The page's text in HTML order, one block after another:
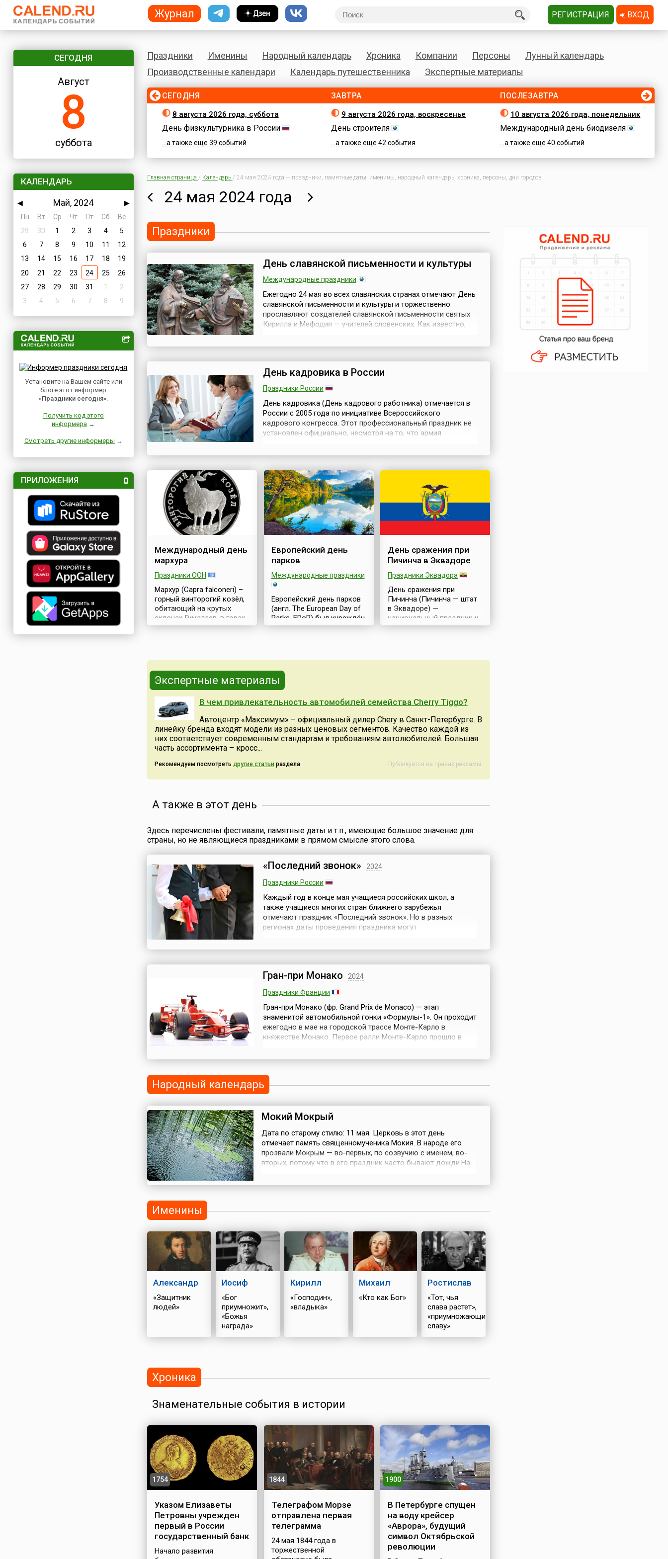
СЕГОДНЯ
Август
8
суббота
КАЛЕНДАРЬ
◀ Май, 2024
▶
Пн
Вт Ср Чт Пт Сб
Вс
29
30 1 2 3 4
5
6
7 8 9 10 11
12
13
14 15 16 17 18
19
20
21 22 23 24 25
26
27
28 29 30 31 1
2
3
4 5 6 7 8 9
Установите на Вашем сайте или
блоге этот информер
«Праздники сегодня».
Получить код этого
информера →
Смотреть другие информеры →
ПРИЛОЖЕНИЯ
Праздники Именины Народный календарь Хроника Компании Персоны
Лунный календарь
Производственные календари
Календарь путешественника Экспертные материалы
СЕГОДНЯ
8 августа 2026 года, суббота
День физкультурника в России
...а также еще 39 событий
ЗАВТРА
9 августа 2026 года, воскресенье
День строителя
...а также еще 42 события
ПОСЛЕЗАВТРА
10 августа 2026 года, понедельник
Международный день биодизеля
...а также еще 40 событий
Главная страница / Календарь / 24 мая 2024 года — праздники, памятные даты, именины, народный календарь, хроника, персоны, дни городов
24 мая 2024 года
Праздники
День славянской письменности и культуры
Международные праздники
Ежегодно 24 мая во всех славянских странах отмечают День
славянской письменности и культуры и торжественно
прославляют создателей славянской письменности святых
Кирилла и Мефодия — учителей словенских. Как известно,
православными монахами и славянскую азбуку...
День кадровика в России
Праздники России
День кадровика (День кадрового работника) отмечается в
России с 2005 года по инициативе Всероссийского
кадрового конгресса. Этот профессиональный праздник не
установлен официально, несмотря на то, что армия
постановление «Об отношении между хо...
Международный день
мархура
Праздники ООН
Мархур (Capra falconeri) –
горный винторогий козёл,
обитающий на крутых
склонах Гималаев, в горах
Пакистана, Афганистана,
умением выживать в
суровых условиях горной
несмотря на свою
выносливость, мархур
остаётся уязвимым видом:
численность
представителей этого вида
сократилась в результат...
Европейский день
парков
Международные праздники
Европейский день парков
(англ. The European Day of
Parks, EDoP) был учреждён
Федерацией ЕВРОПАРК
природные территории в 40
странах. Проведенный
день теперь празднуется
Европе. Дата
празднования была
выбрана в связи с тем, что
День сражения при
Пичинча в Эквадоре
Праздники Эквадора
День сражения при
Пичинча (Пичинча — штат
в Эквадоре) —
национальный праздник и
государственный
генерала Антонио Хосе де
руководителей войны за
независимость испанских
колоний в Америке,
Симона Боливара. К ег...
Экспертные материалы
В чем привлекательность автомобилей семейства Cherry Tiggo?
Автоцентр «Максимум» – официальный дилер Chery в Санкт-Петербурге. В
линейку бренда входят модели из разных ценовых сегментов. Качество каждой из
них соответствует современным стандартам и требованиям автолюбителей. Большая
часть ассортимента – кросс...
Рекомендуем посмотреть другие статьи раздела Публикуется на правах рекламы
А также в этот день
Здесь перечислены фестивали, памятные даты и т.п., имеющие большое значение для
страны, но не являющиеся праздниками в прямом смысле этого слова.
«Последний звонок»
2024
Праздники России
Каждый год в конце мая учащиеся российских школ, а
также учащиеся многих стран ближнего зарубежья
отмечают праздник «Последний звонок». Но в разных
регионах даты проведения праздника могут
спортивной секции или работой.Школа для ...
Гран-при Монако
2024
Праздники Франции
Гран-при Монако (фр. Grand Prix de Monaco) — этап
знаменитой автомобильной гонки «Формулы-1». Он проходит
ежегодно в мае на городской трассе Монте-Карло в
княжестве Монако. Первое ралли Монте-Карло прошло в
независимые спортивные соревн...
Народный календарь
Мокий Мокрый
Дата по старому стилю: 11 мая. Церковь в этот день
отмечает память священномученика Мокия. В народе его
прозвали Мокрым — во-первых, по созвучию с именем, во-
вторых, потому что в его праздник часто бывают дожди.На
Именины
Александр
«Защитник
людей»
Иосиф
«Бог
приумножит»,
«Божья
награда»
Кирилл
«Господин»,
«владыка»
Михаил
«Кто как Бог»
Ростислав
«Тот, чья
слава растет»,
«приумножающий
славу»
Хроника
Знаменательные события в истории
1754
Указом Елизаветы
Петровны учрежден
первый в России
государственный банк
Начало развития
1844
Телеграфом Морзе
отправлена первая
телеграмма
24 мая 1844 года в
торжественной
1900
В Петербурге спущен
на воду крейсер
«Аврора», будущий
символ Октябрьской
революции
Журнал РЕГИСТРАЦИЯ ВХОД